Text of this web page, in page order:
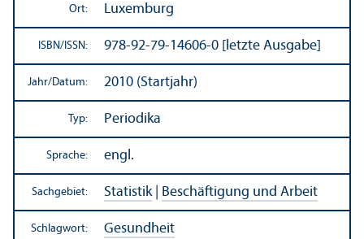
Ort: Luxemburg
ISBN/ ISSN: 978-92-79-14606-0 [letzte Ausgabe]
Jahr/Datum: 2010 (Startjahr)
Typ: Periodika
Sprache: engl.
Sachgebiet: Statistik| Beschäftigung und Arbeit
Schlagwort: Gesundheit